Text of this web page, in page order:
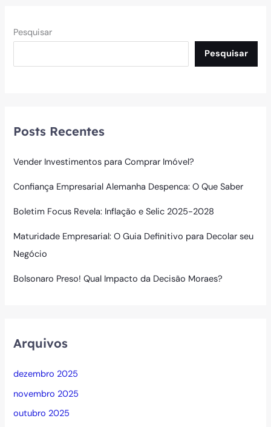
Pesquisar
Pesquisar
Posts Recentes
Vender Investimentos para Comprar Imóvel?
Confiança Empresarial Alemanha Despenca: O Que Saber
Boletim Focus Revela: Inflação e Selic 2025-2028
Maturidade Empresarial: O Guia Definitivo para Decolar seu
Negócio
Bolsonaro Preso! Qual Impacto da Decisão Moraes?
Arquivos
dezembro 2025
novembro 2025
outubro 2025